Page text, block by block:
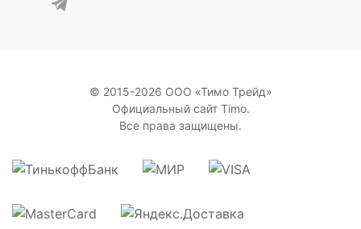
© 2015-2026 ООО «Тимо Трейд»
Официальный сайт Timo.
Все права защищены.